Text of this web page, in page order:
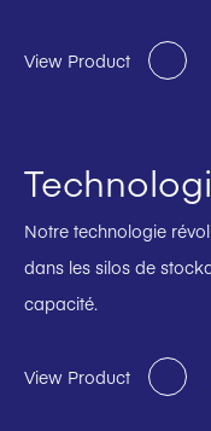
View Product
Notre technologie
dans les silos de
capacité.
View Product